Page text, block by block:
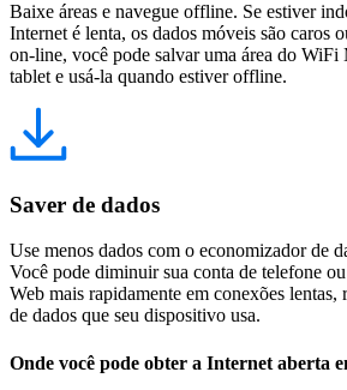
Baixe áreas e navegue offline. Se estiver
Internet é lenta, os dados móveis são caros
on-line, você pode salvar uma área do WiFi
tablet e usá-la quando estiver offline.
Saver de dados
Use menos dados com o economizador de
Você pode diminuir sua conta de telefone
Web mais rapidamente em conexões lentas,
de dados que seu dispositivo usa.
Onde você pode obter a Internet aberta